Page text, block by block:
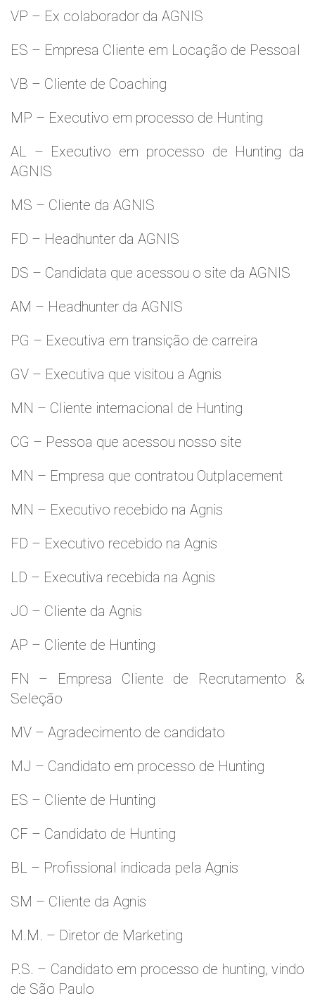
VP – Ex colaborador da AGNIS
ES – Empresa Cliente em Locação de Pessoal
VB – Cliente de Coaching
MP – Executivo em processo de Hunting
AL – Executivo em processo de Hunting da
AGNIS
MS – Cliente da AGNIS
FD – Headhunter da AGNIS
DS – Candidata que acessou o site da AGNIS
AM – Headhunter da AGNIS
PG – Executiva em transição de carreira
GV – Executiva que visitou a Agnis
MN – Cliente internacional de Hunting
CG – Pessoa que acessou nosso site
MN – Empresa que contratou Outplacement
MN – Executivo recebido na Agnis
FD – Executivo recebido na Agnis
LD – Executiva recebida na Agnis
JO – Cliente da Agnis
AP – Cliente de Hunting
FN – Empresa Cliente de Recrutamento &
Seleção
MV – Agradecimento de candidato
MJ – Candidato em processo de Hunting
ES – Cliente de Hunting
CF – Candidato de Hunting
BL – Profissional indicada pela Agnis
SM – Cliente da Agnis
M.M. – Diretor de Marketing
P.S. – Candidato em processo de hunting, vindo
de São Paulo